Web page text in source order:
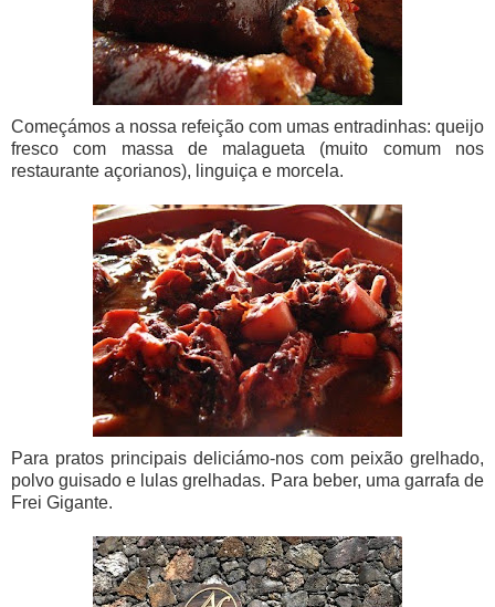
Começámos a nossa refeição com umas entradinhas: queijo
fresco com massa de malagueta (muito comum nos
restaurante açorianos), linguiça e morcela.
Para pratos principais deliciámo-nos com peixão grelhado,
polvo guisado e lulas grelhadas. Para beber, uma garrafa de
Frei Gigante.